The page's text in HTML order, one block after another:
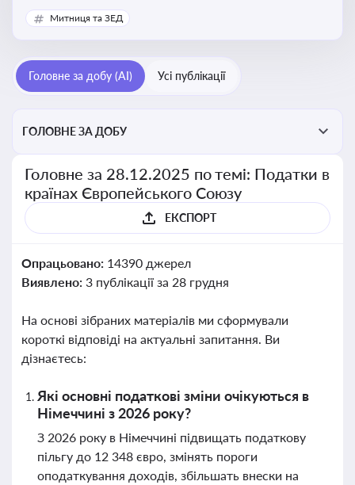
країн ЄС. Моніторинг кейсів, що впливають на бізнес-
процеси та фінансову звітність
Митниця та ЗЕД
Головне за добу (AI) Усі публікації
ГОЛОВНЕ ЗА ДОБУ
Головне за 28.12.2025 по темі: Податки в
країнах Європейського Союзу
ЕКСПОРТ
Опрацьовано: 14390 джерел
Виявлено: 3 публікації за 28 грудня
На основі зібраних матеріалів ми сформували
короткі відповіді на актуальні запитання. Ви
дізнаєтесь:
Які основні податкові зміни очікуються в
Німеччині з 2026 року?
З 2026 року в Німеччині підвищать податкову
пільгу до 12 348 євро, змінять пороги
оподаткування доходів, збільшать внески на